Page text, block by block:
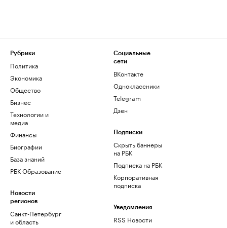
Рубрики
Политика
Экономика
Общество
Бизнес
Технологии и
медиа
Финансы
Биографии
База знаний
РБК Образование
Новости
регионов
Санкт-Петербург
и область
Социальные
сети
ВКонтакте
Одноклассники
Telegram
Дзен
Подписки
Скрыть баннеры
на РБК
Подписка на РБК
Корпоративная
подписка
Уведомления
RSS Новости